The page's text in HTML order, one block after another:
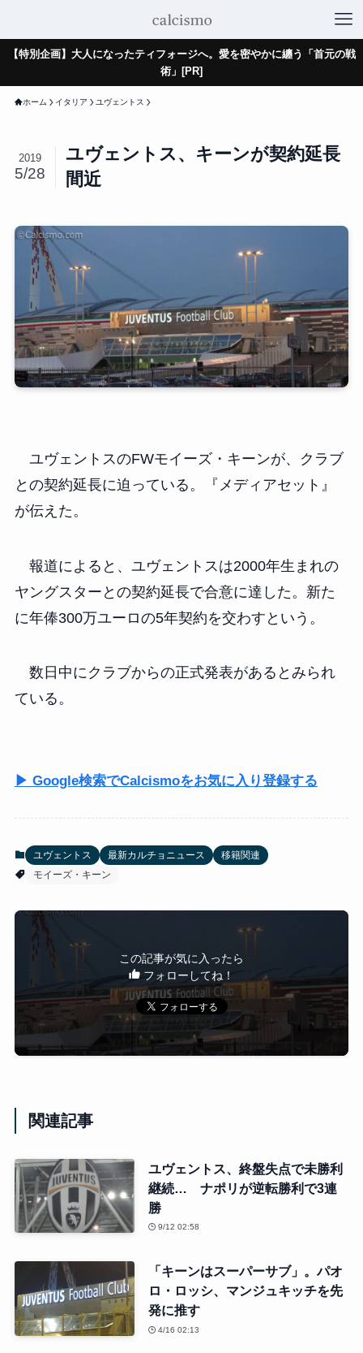
【特別企画】大人になったティフォージへ。愛を密やかに纏う「首元の戦
術」[PR]
ホーム イタリア ユヴェントス
ユヴェントス、キーンが契約延長
間近
2019
5/28
ユヴェントスのFWモイーズ・キーンが、クラブ
との契約延長に迫っている。『メディアセット』
が伝えた。
報道によると、ユヴェントスは2000年生まれの
ヤングスターとの契約延長で合意に達した。新た
に年俸300万ユーロの5年契約を交わすという。
数日中にクラブからの正式発表があるとみられ
ている。
▶ Google検索でCalcismoをお気に入り登録する
ユヴェントス 最新カルチョニュース
移籍関連
モイーズ・キーン
この記事が気に入ったら
フォローしてね！
関連記事
ユヴェントス、終盤失点で未勝利
継続… ナポリが逆転勝利で3連
勝
9/12 02:58
「キーンはスーパーサブ」。パオ
ロ・ロッシ、マンジュキッチを先
発に推す
4/16 02:13